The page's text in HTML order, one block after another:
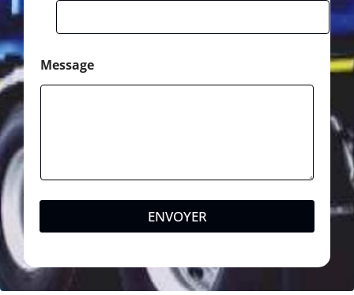
Message
ENVOYER